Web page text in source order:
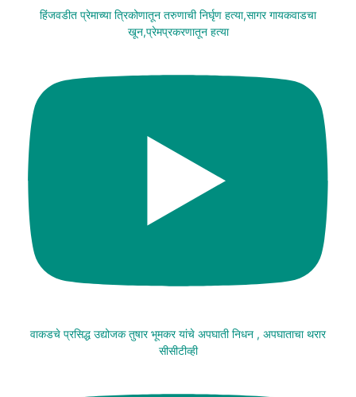
हिंजवडीत प्रेमाच्या त्रिकोणातून तरुणाची निर्घृण हत्या,सागर गायकवाडचा
खून,प्रेमप्रकरणातून हत्या
वाकडचे प्रसिद्ध उद्योजक तुषार भूमकर यांचे अपघाती निधन , अपघाताचा थरार
सीसीटीव्ही